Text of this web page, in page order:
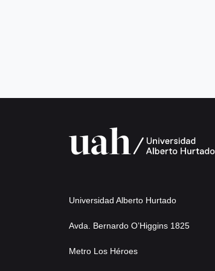
Universidad Alberto Hurtado
Avda. Bernardo O’Higgins 1825
Metro Los Héroes